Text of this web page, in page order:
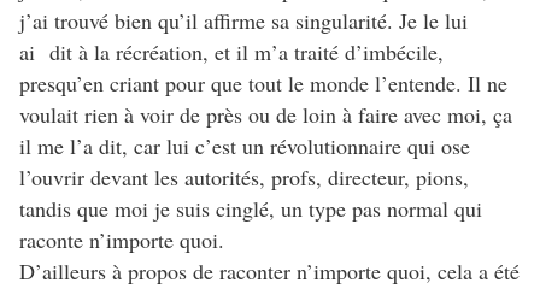
j’ai trouvé bien qu’il affirme sa singularité. Je le lui
ai dit à la récréation, et il m’a traité d’imbécile,
presqu’en criant pour que tout le monde l’entende. Il ne
voulait rien à voir de près ou de loin à faire avec moi, ça
il me l’a dit, car lui c’est un révolutionnaire qui ose
l’ouvrir devant les autorités, profs, directeur, pions,
tandis que moi je suis cinglé, un type pas normal qui
raconte n’importe quoi.
D’ailleurs à propos de raconter n’importe quoi, cela a été